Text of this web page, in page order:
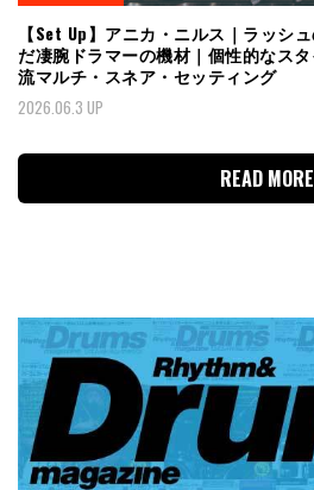
【Set Up】アニカ・ニルス｜ラッシ
だ凄腕ドラマーの機材｜個性的なス
流マルチ・スネア・セッティング
2026.06.3 UP
READ MORE